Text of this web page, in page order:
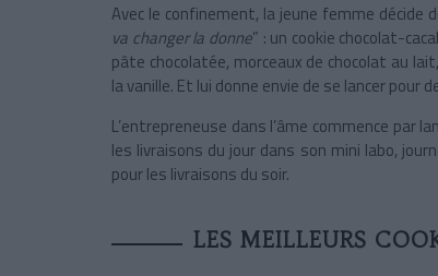
Avec le confinement, la jeune femme décide
va changer la donne” : un cookie chocolat-
pâte chocolatée, morceaux de chocolat au
la vanille. Et lui donne envie de se lancer pour
L’entrepreneuse dans l’âme commence par
les livraisons du jour dans son mini labo,
pour les livraisons du soir.
LES MEILLEURS